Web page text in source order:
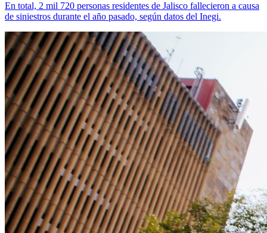
En total, 2 mil 720 personas residentes de Jalisco fallecieron a causa
de siniestros durante el año pasado, según datos del Inegi.